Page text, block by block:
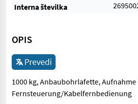
Interna številka
OPIS
Prevedi
1000 kg, Anbaubohrlafette, Aufnahme
Fernsteuerung/Kabelfernbedienung